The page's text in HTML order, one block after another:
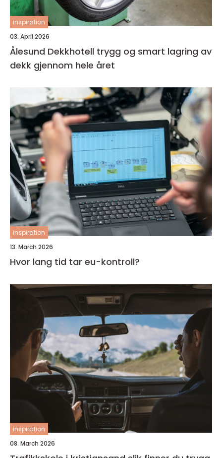
inspiration
03. April 2026
Ålesund Dekkhotell trygg og smart lagring av
dekk gjennom hele året
inspiration
13. March 2026
Hvor lang tid tar eu-kontroll?
inspiration
08. March 2026